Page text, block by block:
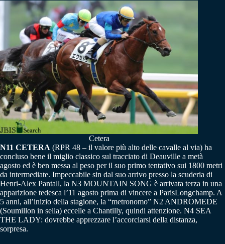
Cetera
N11 CETERA (RPR 48 – il valore più alto delle cavalle al via) ha
concluso bene il miglio classico sul tracciato di Deauville a metà
agosto ed è ben messa al peso per il suo primo tentativo sui 1800 metri
da intermediate. Impeccabile sin dal suo arrivo presso la scuderia di
Henri-Alex Pantall, la N3 MOUNTAIN SONG è arrivata terza in una
apparizione tedesca l’11 agosto prima di vincere a ParisLongchamp. A
5 anni, all’inizio della stagione, la “metronomo” N2 ANDROMEDE
(Soumillon in sella) eccelle a Chantilly, quindi attenzione. N4 SEA
THE LADY: dovrebbe apprezzare l’accorciarsi della distanza,
sorpresa.